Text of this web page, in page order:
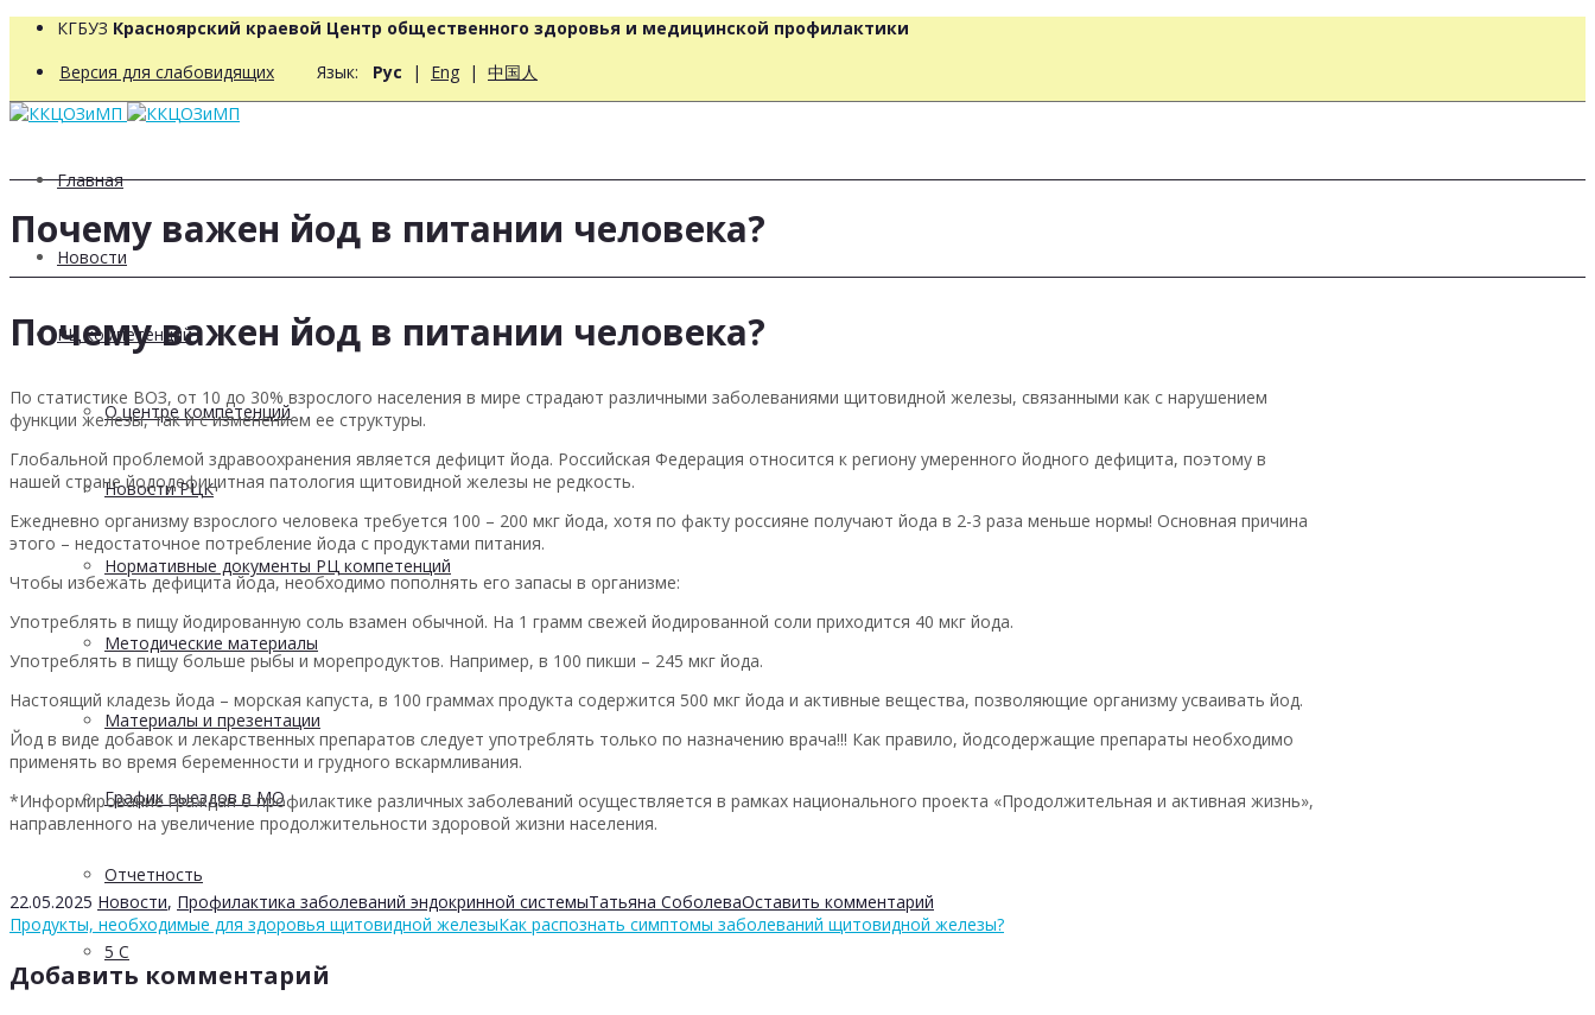
КГБУЗ Красноярский краевой Центр общественного здоровья и медицинской профилактики
Версия для слабовидящих Язык: Рус | Eng | 中国人
Главная
Новости
РЦ компетенций
О центре компетенций
Новости РЦК
Нормативные документы РЦ компетенций
Методические материалы
Материалы и презентации
График выездов в МО
Отчетность
5 С
Почему важен йод в питании человека?
Почему важен йод в питании человека?
По статистике ВОЗ, от 10 до 30% взрослого населения в мире страдают различными заболеваниями щитовидной железы, связанными как с нарушением
функции железы, так и с изменением ее структуры.
Глобальной проблемой здравоохранения является дефицит йода. Российская Федерация относится к региону умеренного йодного дефицита, поэтому в
нашей стране йододефицитная патология щитовидной железы не редкость.
Ежедневно организму взрослого человека требуется 100 – 200 мкг йода, хотя по факту россияне получают йода в 2-3 раза меньше нормы! Основная причина
этого – недостаточное потребление йода с продуктами питания.
Чтобы избежать дефицита йода, необходимо пополнять его запасы в организме:
Употреблять в пищу йодированную соль взамен обычной. На 1 грамм свежей йодированной соли приходится 40 мкг йода.
Употреблять в пищу больше рыбы и морепродуктов. Например, в 100 пикши – 245 мкг йода.
Настоящий кладезь йода – морская капуста, в 100 граммах продукта содержится 500 мкг йода и активные вещества, позволяющие организму усваивать йод.
Йод в виде добавок и лекарственных препаратов следует употреблять только по назначению врача!!! Как правило, йодсодержащие препараты необходимо
применять во время беременности и грудного вскармливания.
*Информирование граждан о профилактике различных заболеваний осуществляется в рамках национального проекта «Продолжительная и активная жизнь»,
направленного на увеличение продолжительности здоровой жизни населения.
22.05.2025 Новости, Профилактика заболеваний эндокринной системыТатьяна СоболеваОставить комментарий
Продукты, необходимые для здоровья щитовидной железыКак распознать симптомы заболеваний щитовидной железы?
Добавить комментарий